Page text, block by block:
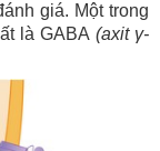
giá. Một trong
là GABA (axit γ-